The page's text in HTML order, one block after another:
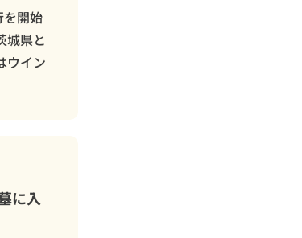
を開始
城県と
ウイン
に入